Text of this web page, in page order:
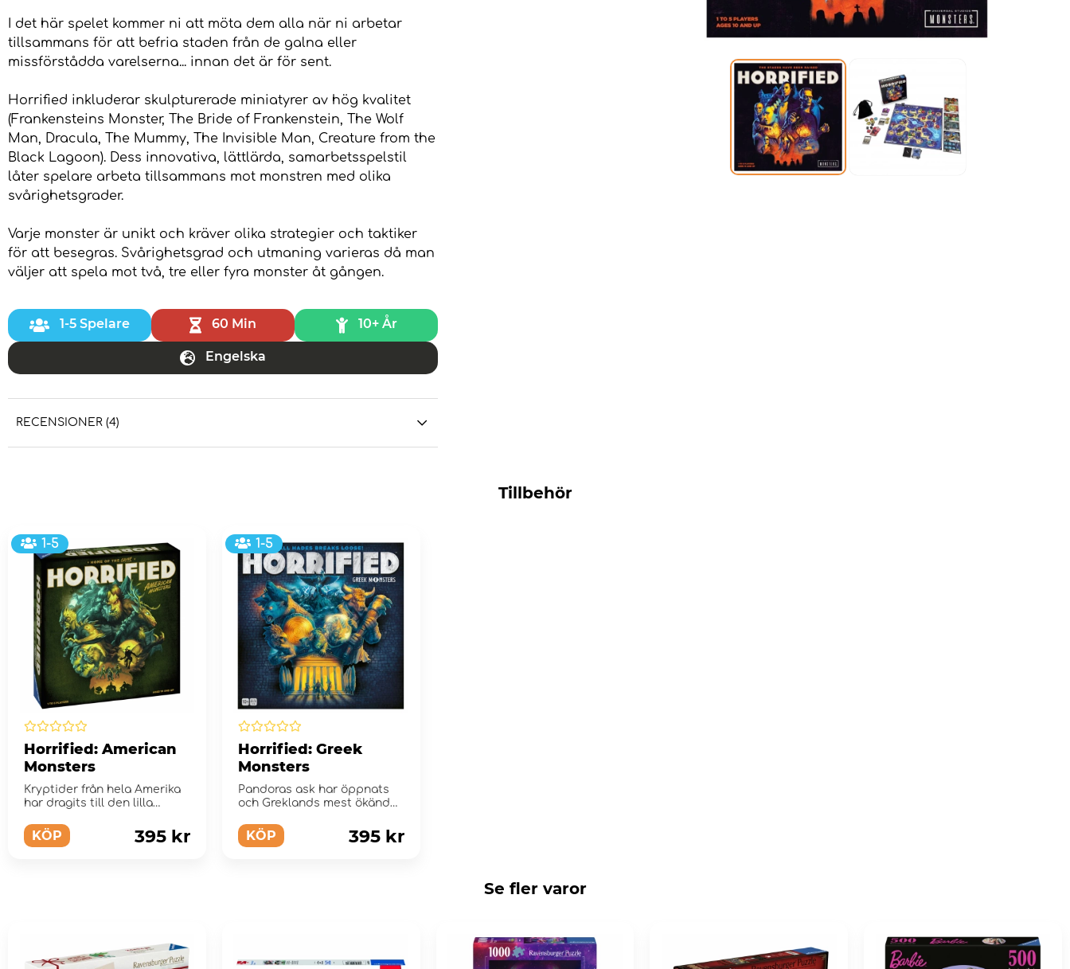
I det här spelet kommer ni att möta dem alla när ni arbetar
tillsammans för att befria staden från de galna eller
missförstådda varelserna... innan det är för sent.
Horrified inkluderar skulpturerade miniatyrer av hög kvalitet
(Frankensteins Monster, The Bride of Frankenstein, The Wolf
Man, Dracula, The Mummy, The Invisible Man, Creature from the
Black Lagoon). Dess innovativa, lättlärda, samarbetsspelstil
låter spelare arbeta tillsammans mot monstren med olika
svårighetsgrader.
Varje monster är unikt och kräver olika strategier och taktiker
för att besegras. Svårighetsgrad och utmaning varieras då man
väljer att spela mot två, tre eller fyra monster åt gången.
1-5 Spelare 60 Min 10+ År
Engelska
RECENSIONER (4)
Tillbehör
1-5
Horrified: American
Monsters
Kryptider från hela Amerika
har dragits till den lilla
KÖP 395 kr
1-5
Horrified: Greek
Monsters
Pandoras ask har öppnats
och Greklands mest ökända
KÖP 395 kr
Se fler varor